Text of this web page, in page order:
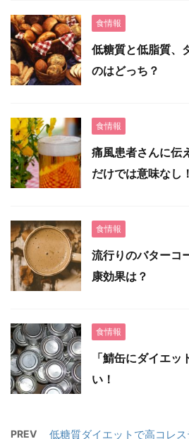
食情報
低糖質と低脂質、
のはどっち？
食情報
痛風患者さんに伝
だけでは意味なし！
食情報
流行りのバターコ
康効果は？
食情報
「鯖缶にダイエ
い！
PREV 低糖質ダイエットで高コレ